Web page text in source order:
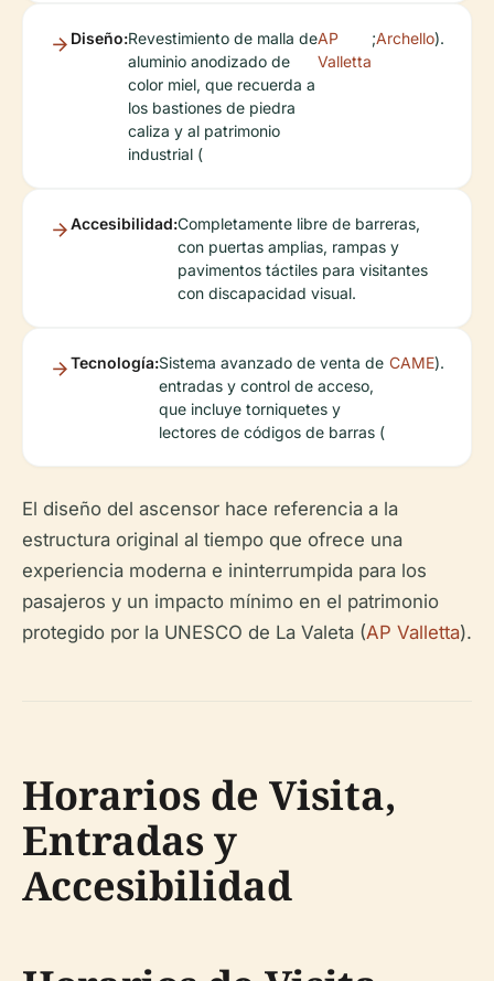
Diseño:Revestimiento de malla de
aluminio anodizado de
color miel, que recuerda a
los bastiones de piedra
caliza y al patrimonio
industrial (
AP
Valletta
;Archello).
Accesibilidad:Completamente libre de barreras,
con puertas amplias, rampas y
pavimentos táctiles para visitantes
con discapacidad visual.
Tecnología:Sistema avanzado de venta de
entradas y control de acceso,
que incluye torniquetes y
lectores de códigos de barras (
CAME).
El diseño del ascensor hace referencia a la
estructura original al tiempo que ofrece una
experiencia moderna e ininterrumpida para los
pasajeros y un impacto mínimo en el patrimonio
protegido por la UNESCO de La Valeta (AP Valletta).
Horarios de Visita,
Entradas y
Accesibilidad